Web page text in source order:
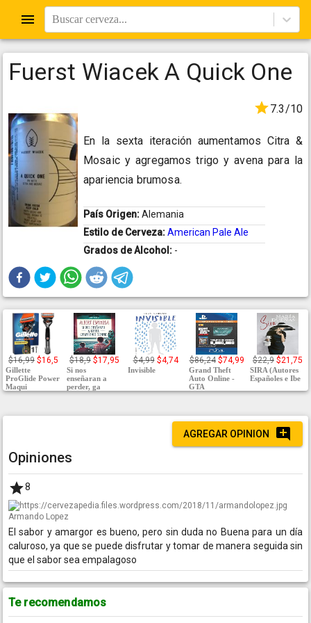
Buscar cerveza...
Fuerst Wiacek A Quick One
7.3/10
En la sexta iteración aumentamos Citra &
Mosaic y agregamos trigo y avena para la
apariencia brumosa.
País Origen:Alemania
Estilo de Cerveza:American Pale Ale
Grados de Alcohol: -
$16,99 $16,5
Gillette
ProGlide Power
Maqui
$18,9 $17,95
Si nos
enseñaran a
perder, ga
$4,99 $4,74
Invisible
$86,24 $74,99
Grand Theft
Auto Online -
GTA
$22,9 $21,75
SIRA (Autores
Españoles e Ibe
AGREGAR OPINION
Opiniones
8
Armando Lopez
El sabor y amargor es bueno, pero sin duda no Buena para un día
caluroso, ya que se puede disfrutar y tomar de manera seguida sin
que el sabor sea empalagoso
Te recomendamos